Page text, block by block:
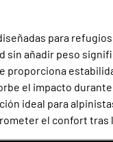
para refugios
sin añadir peso
proporciona
el impacto
ideal para
el confort tras